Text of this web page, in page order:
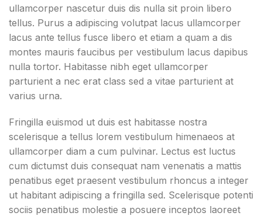
ullamcorper nascetur duis dis nulla sit proin libero
tellus. Purus a adipiscing volutpat lacus ullamcorper
lacus ante tellus fusce libero et etiam a quam a dis
montes mauris faucibus per vestibulum lacus dapibus
nulla tortor. Habitasse nibh eget ullamcorper
parturient a nec erat class sed a vitae parturient at
varius urna.
Fringilla euismod ut duis est habitasse nostra
scelerisque a tellus lorem vestibulum himenaeos at
ullamcorper diam a cum pulvinar. Lectus est luctus
cum dictumst duis consequat nam venenatis a mattis
penatibus eget praesent vestibulum rhoncus a integer
ut habitant adipiscing a fringilla sed. Scelerisque potenti
sociis penatibus molestie a posuere inceptos laoreet